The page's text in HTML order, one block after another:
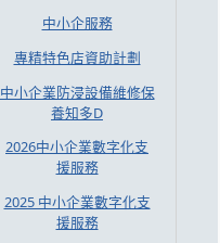
中小企服務
專精特色店資助計劃
中小企業防浸設備維修保
養知多D
2026中小企業數字化支
援服務
2025 中小企業數字化支
援服務